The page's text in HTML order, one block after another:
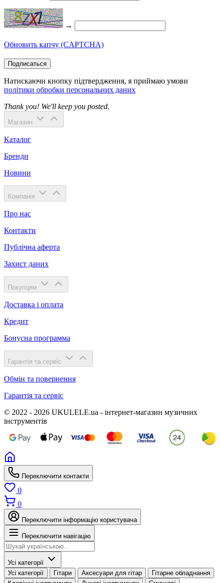
→
Обновить капчу (CAPTCHA)
Подписаться
Натискаючи кнопку підтвердження, я приймаю умови
політики обробки персональних даних
Thank you! We'll keep you posted.
Магазин
Каталог
Бренди
Новини
Компанія
Про нас
Контакти
Публічна аферта
Захист даних
Покупцям
Доставка і оплата
Кредит
Бонусна программа
Гарантія та сервіс
Обмін та повернення
Гарантія та сервіс
© 2022 - 2026 UKULELE.ua - інтернет-магазин музичних
інструментів
Переключити контакти
0
0
Переключити інформацію користувача
Переключити навігацію
Усі категорії
Усі категорії
Гітари Аксесуари для гітар
Гітарне обладнання